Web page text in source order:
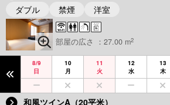
ダブル
禁煙 洋室
部屋の広さ ：27.00 m2
8/9
日
10
月
11
火
12
水
13
木
和風ツインA（20平米）